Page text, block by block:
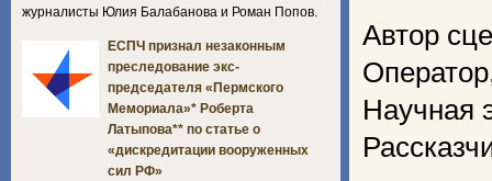
Автор
Научная
журналисты Юлия Балабанова и Роман Попов.
ЕСПЧ признал незаконным
преследование экс-
председателя «Пермского
Мемориала»* Роберта
Латыпова** по статье о
«дискредитации вооруженных
сил РФ»